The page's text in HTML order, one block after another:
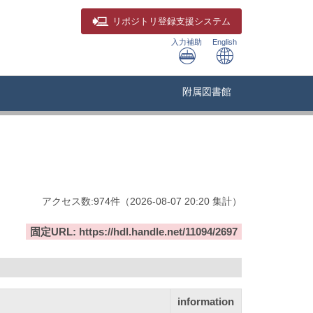
リポジトリ 登録支援システム
入力補助 English
附属図書館
アクセス数:974件 （2026-08-07 20:20 集計）
固定URL: https://hdl.handle.net/11094/2697
information